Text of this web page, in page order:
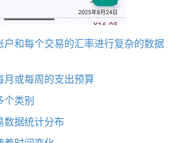
和每个交易的汇率进行复杂的数据
或每周的支出预算
个类别
数据统计分布